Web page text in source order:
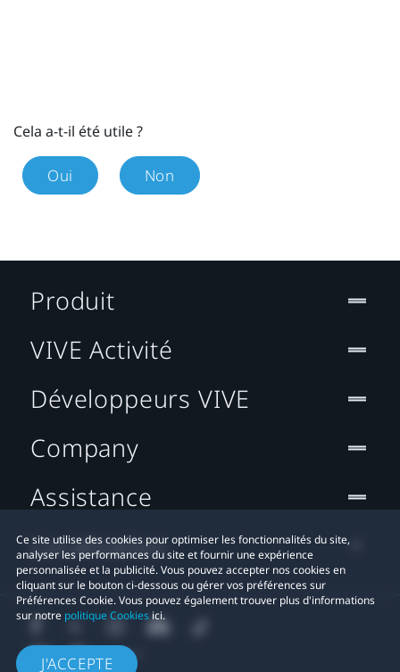
Cela a-t-il été utile ?
Oui Non
Ce site utilise des cookies pour optimiser les fonctionnalités du site,
analyser les performances du site et fournir une expérience
personnalisée et la publicité. Vous pouvez accepter nos cookies en
cliquant sur le bouton ci-dessous ou gérer vos préférences sur
Préférences Cookie. Vous pouvez également trouver plus d'informations
sur notre politique Cookiesici.
J'ACCEPTE
Produit
VIVE Activité
Développeurs VIVE
Company
Assistance
Localisation